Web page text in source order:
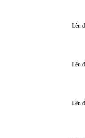
Lên
Lên
Lên